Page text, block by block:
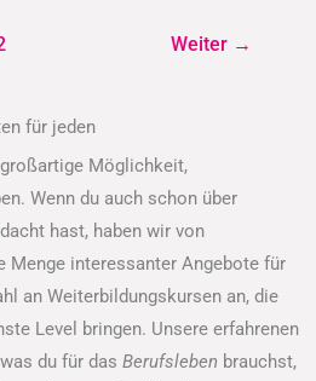
Weiter →
für jeden
Möglichkeit,
Wenn du auch schon über
hast, haben wir von
Menge interessanter Angebote für
an Weiterbildungskursen an, die
Level bringen. Unsere erfahrenen
du für das Berufsleben brauchst,